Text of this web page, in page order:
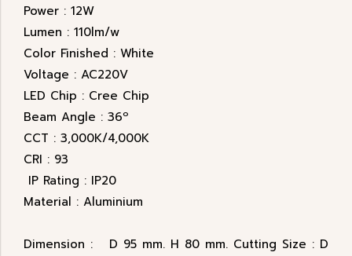
Power : 12W
Lumen : 110lm/w
Color Finished : White
Voltage : AC220V
LED Chip : Cree Chip
Beam Angle : 36º
CCT : 3,000K/4,000K
CRI : 93
IP Rating : IP20
Material : Aluminium
Dimension : D 95 mm. H 80 mm. Cutting Size : D